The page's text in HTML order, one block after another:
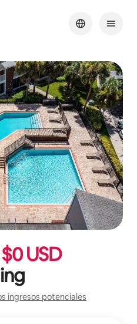
$0USD
ingresos potenciales